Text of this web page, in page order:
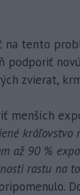
na tento
podporiť
zvierat,
menších
kráľovstvo
až 90 %
rastu na
pripomenulo.